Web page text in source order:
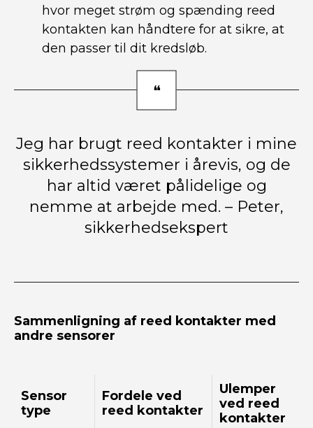
hvor meget strøm og spænding reed
kontakten kan håndtere for at sikre, at
den passer til dit kredsløb.
Jeg har brugt reed kontakter i mine
sikkerhedssystemer i årevis, og de
har altid været pålidelige og
nemme at arbejde med. – Peter,
sikkerhedsekspert
Sammenligning af reed kontakter med
andre sensorer
Sensor
type
Fordele ved
reed kontakter
Ulemper
ved reed
kontakter